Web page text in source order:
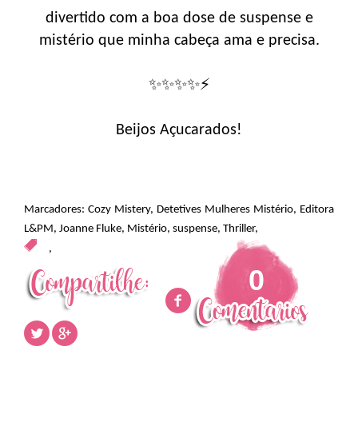
divertido com a boa dose de suspense e
mistério que minha cabeça ama e precisa.
✨✨✨✨⚡
Beijos Açucarados!
Marcadores: Cozy Mistery, Detetives Mulheres Mistério, Editora
L&PM, Joanne Fluke, Mistério, suspense, Thriller,
,
0